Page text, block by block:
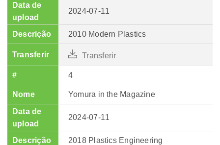
2024-07-11
2010 Modern Plastics
Transferir
4
Yomura in the Magazine
2024-07-11
2018 Plastics Engineering